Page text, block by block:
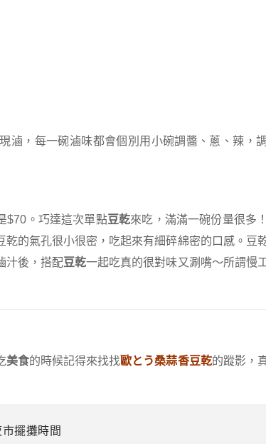
滷，每一碗滷味都會個別用小碗調醬、蔥、辣，
$70。巧達這次單點豆乾來吃，滿滿一碗份量很多
乾的氣孔很小很密，吃起來有細碎綿密的口感。豆
汁後，搭配豆乾一起吃真的很對味又涮嘴～所謂慢
美食的時候記得來找找歐とう桑蒜香豆乾的蹤影，
擺攤時間